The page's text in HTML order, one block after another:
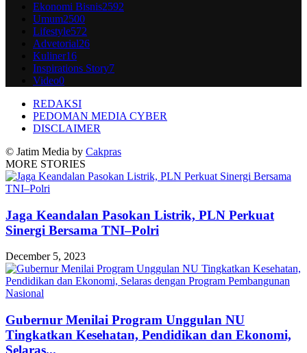
Ekonomi Bisnis2592
Umum2500
Lifestyle572
Advetorial26
Kuliner16
Inspirations Story7
Video0
REDAKSI
PEDOMAN MEDIA CYBER
DISCLAIMER
© Jatim Media by Cakpras
MORE STORIES
Jaga Keandalan Pasokan Listrik, PLN Perkuat
Sinergi Bersama TNI–Polri
December 5, 2023
Gubernur Menilai Program Unggulan NU
Tingkatkan Kesehatan, Pendidikan dan Ekonomi,
Selaras...